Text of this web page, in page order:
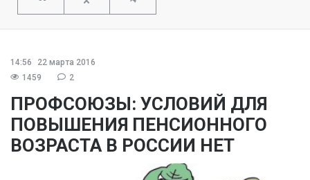
14:56
22 марта 2016
1459
2
ПРОФСОЮЗЫ: УСЛОВИЙ ДЛЯ
ПОВЫШЕНИЯ ПЕНСИОННОГО
ВОЗРАСТА В РОССИИ НЕТ